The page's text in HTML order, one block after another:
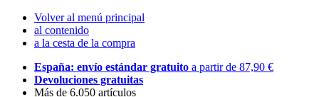
Volver al menú principal
al contenido
a la cesta de la compra
España: envío estándar gratuito a partir de 87,90 €
Devoluciones gratuitas
Más de 6.050 artículos